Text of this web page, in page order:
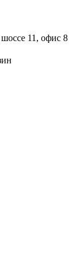
11, офис 8